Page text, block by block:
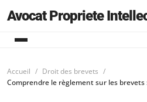
Avocat Propriete
Accueil
Droit des brevets
Comprendre le règlement sur les